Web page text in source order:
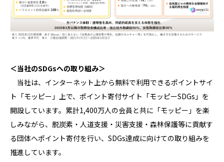
＜当社のSDGsへの取り組み＞
当社は、インターネット上から無料で利用できるポイントサイ
ト「モッピー」上で、ポイント寄付サイト「モッピーSDGs」を
開設しています。累計1,400万人の会員と共に「モッピー」を楽
しみながら、脱炭素・人道支援・災害支援・森林保護等に貢献す
る団体へポイント寄付を行い、SDGs達成に向けての取り組みを
推進しています。